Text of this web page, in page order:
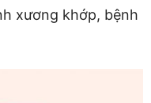
xương khớp, bệnh